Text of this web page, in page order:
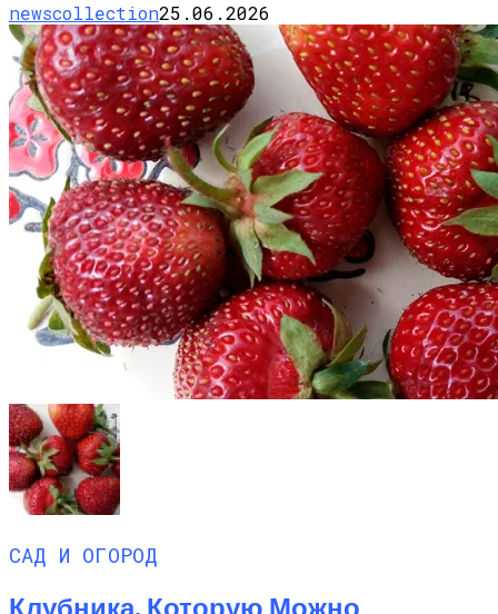
newscollection25.06.2026
САД И ОГОРОД
Клубника, Которую Можно